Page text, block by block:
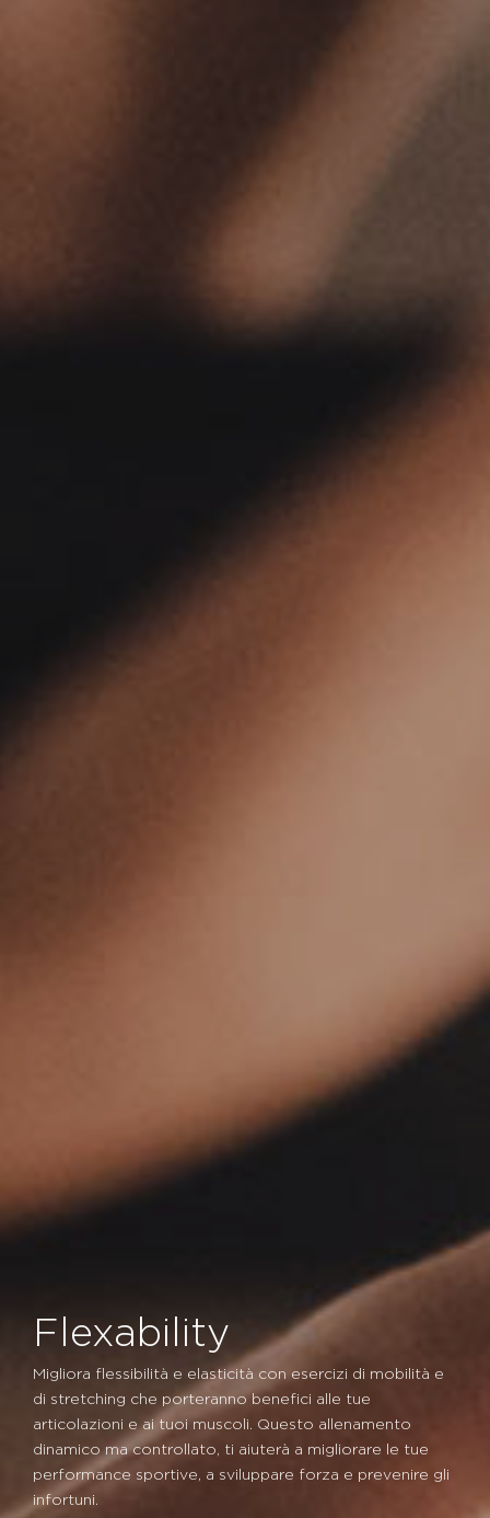
Flexability
Migliora flessibilità e elasticità con esercizi di mobilità e
di stretching che porteranno benefici alle tue
articolazioni e ai tuoi muscoli. Questo allenamento
dinamico ma controllato, ti aiuterà a migliorare le tue
performance sportive, a sviluppare forza e prevenire gli
infortuni.